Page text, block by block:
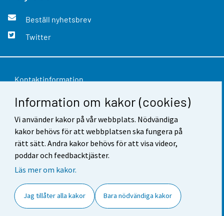
Information om kakor (cookies)
Vi använder kakor på vår webbplats. Nödvändiga
kakor behövs för att webbplatsen ska fungera på
rätt sätt. Andra kakor behövs för att visa videor,
poddar och feedbacktjäster.
Läs mer om kakor.
Jag tillåter alla kakor Bara nödvändiga kakor
Beställ nyhetsbrev
Twitter
Kontaktinformation
Respons
Användarvillkor
Dataskydd
Tillgänglighet
Cookie-inställningar